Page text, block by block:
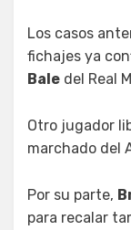
Los casos
fichajes ya
Bale del Real
Otro jugador
marchado del
Por su parte,
para recalar